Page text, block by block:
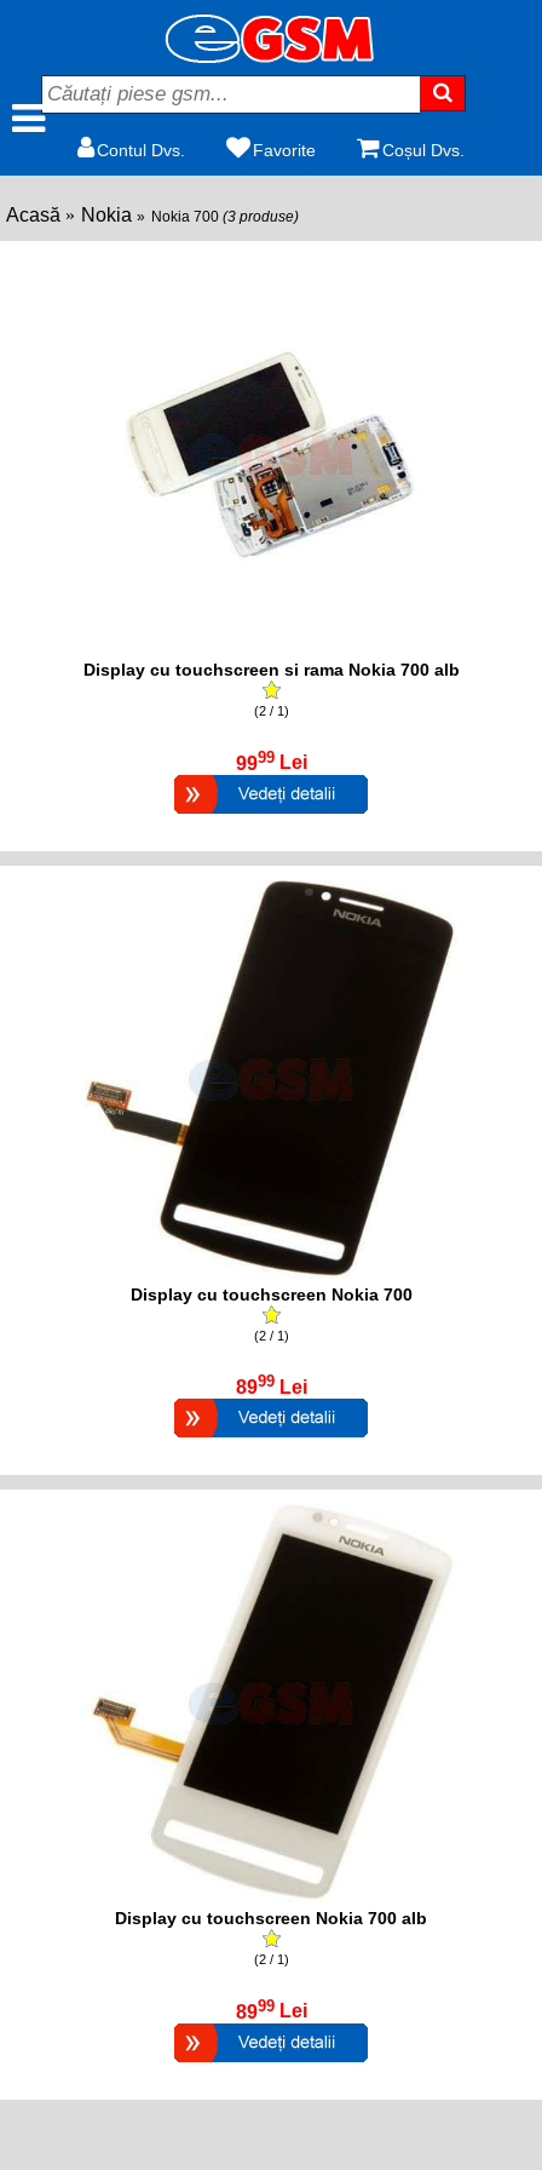
Contul Dvs. Favorite Coșul Dvs.
Acasă Nokia Nokia 700 (3 produse)
Display cu touchscreen si rama Nokia 700 alb
(2 / 1)
9999 Lei
Display cu touchscreen Nokia 700
(2 / 1)
8999 Lei
Display cu touchscreen Nokia 700 alb
(2 / 1)
8999 Lei